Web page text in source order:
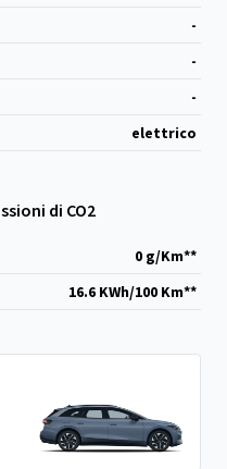
-
-
-
elettrico
di CO2
0 g/Km**
16.6 KWh/100 Km**